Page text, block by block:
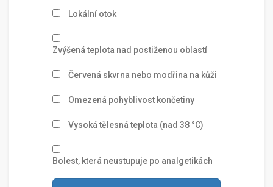
Lokální otok
Zvýšená teplota nad postiženou oblastí
Červená skvrna nebo modřina na kůži
Omezená pohyblivost končetiny
Vysoká tělesná teplota (nad 38 °C)
Bolest, která neustupuje po analgetikách